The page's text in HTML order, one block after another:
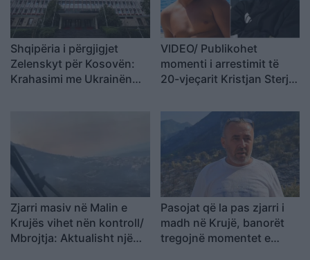
Shqipëria i përgjigjet
Zelenskyt për Kosovën:
Krahasimi me Ukrainën
VIDEO/ Publikohet
momenti i arrestimit të
20-vjeçarit Kristjan Sterjo,
Joan Zukos
Zjarri masiv në Malin e
Krujës vihet nën kontroll/
Mbrojtja: Aktualisht një
Pasojat që la pas zjarri i
madh në Krujë, banorët
tregojnë momentet e